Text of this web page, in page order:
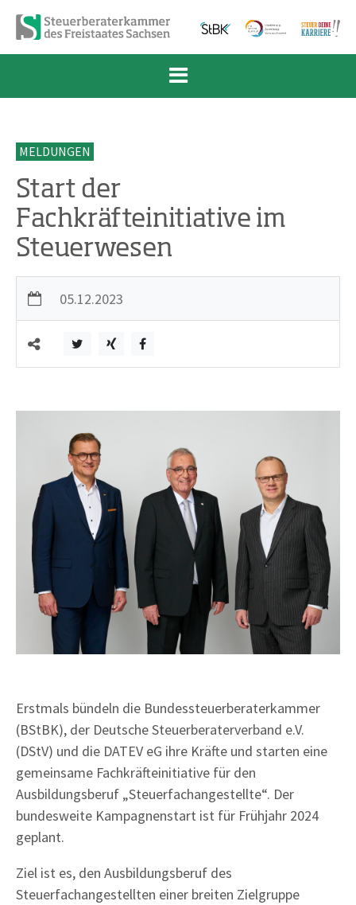
Zum Inhalt springen
Zur Navigation springen
Zum Fußbereich und Kontakt springen
MELDUNGEN
Start der
Fachkräfteinitiative im
Steuerwesen
05.12.2023
Erstmals bündeln die Bundessteuerberaterkammer
(BStBK), der Deutsche Steuerberaterverband e.V.
(DStV) und die DATEV eG ihre Kräfte und starten eine
gemeinsame Fachkräfteinitiative für den
Ausbildungsberuf „Steuerfachangestellte“. Der
bundesweite Kampagnenstart ist für Frühjahr 2024
geplant.
Ziel ist es, den Ausbildungsberuf des
Steuerfachangestellten einer breiten Zielgruppe